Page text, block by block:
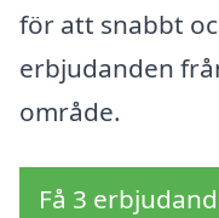
för att snabbt
erbjudanden
område.
Få 3